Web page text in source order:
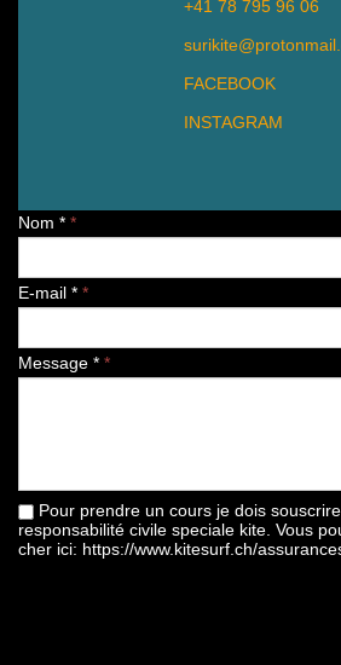
+41 78 795 96 06
FACEBOOK
INSTAGRAM
Nom * *
E-mail * *
Message * *
Pour prendre un cours je dois
responsabilité civile speciale kite. Vous
cher ici: https://www.kitesurf.ch/